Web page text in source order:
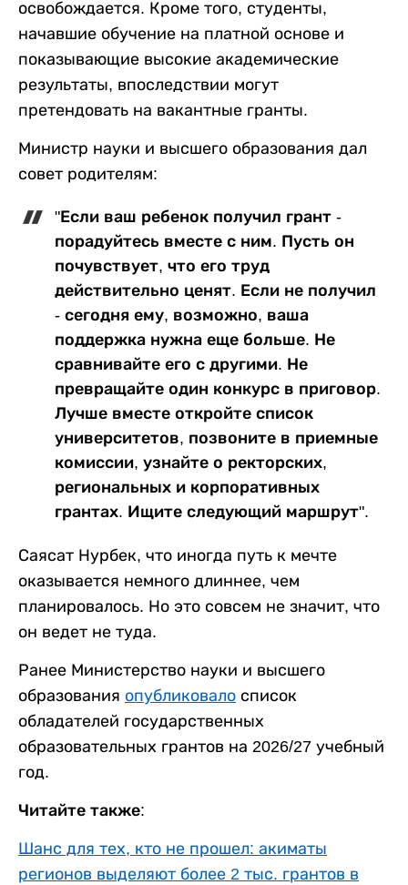
освобождается. Кроме того, студенты,
начавшие обучение на платной основе и
показывающие высокие академические
результаты, впоследствии могут
претендовать на вакантные гранты.
Министр науки и высшего образования дал
совет родителям:
"Если ваш ребенок получил грант -
порадуйтесь вместе с ним. Пусть он
почувствует, что его труд
действительно ценят. Если не получил
- сегодня ему, возможно, ваша
поддержка нужна еще больше. Не
сравнивайте его с другими. Не
превращайте один конкурс в приговор.
Лучше вместе откройте список
университетов, позвоните в приемные
комиссии, узнайте о ректорских,
региональных и корпоративных
грантах. Ищите следующий маршрут".
Саясат Нурбек, что иногда путь к мечте
оказывается немного длиннее, чем
планировалось. Но это совсем не значит, что
он ведет не туда.
Ранее Министерство науки и высшего
образования опубликовало список
обладателей государственных
образовательных грантов на 2026/27 учебный
год.
Читайте также:
Шанс для тех, кто не прошел: акиматы
регионов выделяют более 2 тыс. грантов в